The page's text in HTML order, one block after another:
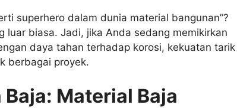
superhero dalam dunia material bangunan”?
luar biasa. Jadi, jika Anda sedang memikirkan
daya tahan terhadap korosi, kekuatan tarik
berbagai proyek.
Material Baja